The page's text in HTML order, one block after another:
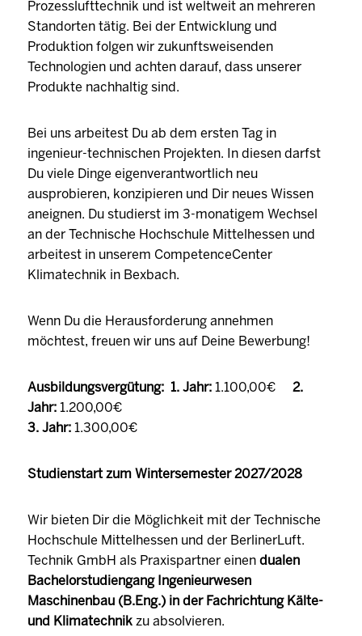
Prozesslufttechnik und ist weltweit an mehreren
Standorten tätig. Bei der Entwicklung und
Produktion folgen wir zukunftsweisenden
Technologien und achten darauf, dass unserer
Produkte nachhaltig sind.
Bei uns arbeitest Du ab dem ersten Tag in
ingenieur-technischen Projekten. In diesen darfst
Du viele Dinge eigenverantwortlich neu
ausprobieren, konzipieren und Dir neues Wissen
aneignen. Du studierst im 3-monatigem Wechsel
an der Technische Hochschule Mittelhessen und
arbeitest in unserem CompetenceCenter
Klimatechnik in Bexbach.
Wenn Du die Herausforderung annehmen
möchtest, freuen wir uns auf Deine Bewerbung!
Ausbildungsvergütung: 1. Jahr: 1.100,00€
2.
Jahr: 1.200,00€
3. Jahr: 1.300,00€
Studienstart zum Wintersemester 2027/2028
Wir bieten Dir die Möglichkeit mit der Technische
Hochschule Mittelhessen und der BerlinerLuft.
Technik GmbH als Praxispartner einen dualen
Bachelorstudiengang Ingenieurwesen
Maschinenbau (B.Eng.) in der Fachrichtung Kälte-
und Klimatechnik zu absolvieren.